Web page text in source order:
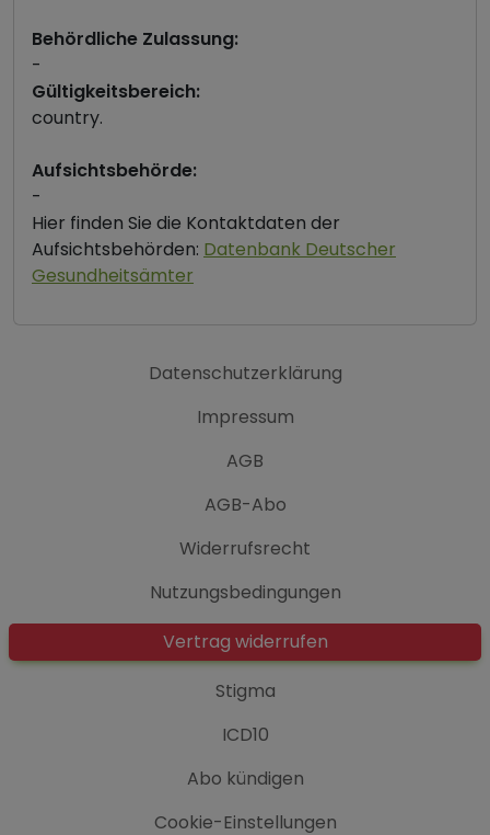
Behördliche Zulassung:
-
Gültigkeitsbereich:
country.
Aufsichtsbehörde:
-
Hier finden Sie die Kontaktdaten der
Aufsichtsbehörden: Datenbank Deutscher
Gesundheitsämter
Datenschutzerklärung
Impressum
AGB
AGB-Abo
Widerrufsrecht
Nutzungsbedingungen
Vertrag widerrufen
Stigma
ICD10
Abo kündigen
Cookie-Einstellungen